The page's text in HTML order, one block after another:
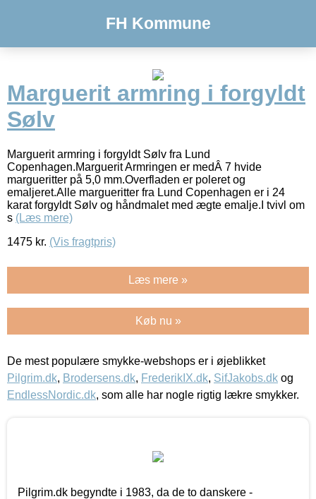
FH Kommune
Marguerit armring i forgyldt
Sølv
Marguerit armring i forgyldt Sølv fra Lund
Copenhagen.Marguerit Armringen er medÂ 7 hvide
margueritter på 5,0 mm.Overfladen er poleret og
emaljeret.Alle margueritter fra Lund Copenhagen er i 24
karat forgyldt Sølv og håndmalet med ægte emalje.I tvivl om
s (Læs mere)
1475 kr. (Vis fragtpris)
Læs mere »
Køb nu »
De mest populære smykke-webshops er i øjeblikket
Pilgrim.dk, Brodersens.dk, FrederikIX.dk, SifJakobs.dk og
EndlessNordic.dk, som alle har nogle rigtig lækre smykker.
Pilgrim.dk begyndte i 1983, da de to danskere -